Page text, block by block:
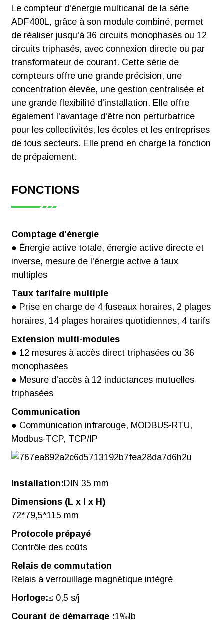
Module
d'affichage
ADF400L
Communication infrarouge；
Communication RS485 pour le module
(Mode de connexion RJ45) ;
Module de
mesure - 80 A à
connexion directe
Il peut réaliser une mesure triphasée
mesure monophasée triphasée 10 (80)
Mesure de l'énergie active (direction et
puissance réactive (direction et inverse)
mesure : U, I, P, Q, S, PF, F
Sortie d'impulsions : sortie d'impulsions
Contenu harmonique total, contenu
Déséquilibre triphasé : Déséquilibre de
Module de
connecté via CT
Il peut réaliser une mesure de type CT
Déséquilibre triphasé : Déséquilibre de
Le compteur d'énergie multicanal de la série
ADF400L, grâce à son module combiné, permet
de réaliser jusqu'à 36 circuits monophasés ou 12
circuits triphasés, avec connexion directe ou par
transformateur de courant. Cette série de
compteurs offre une grande précision, une
concentration élevée, une gestion centralisée et
une grande flexibilité d'installation. Elle offre
également l'avantage d'être non perturbatrice
pour les collectivités, les écoles et les entreprises
de tous secteurs. Elle prend en charge la fonction
de prépaiement.
FONCTIONS
Comptage d'énergie
● Énergie active totale, énergie active directe et
inverse, mesure de l'énergie active à taux
multiples
Taux tarifaire multiple
● Prise en charge de 4 fuseaux horaires, 2 plages
horaires, 14 plages horaires quotidiennes, 4 tarifs
Extension multi-modules
● 12 mesures à accès direct triphasées ou 36
monophasées
● Mesure d'accès à 12 inductances mutuelles
triphasées
Communication
● Communication infrarouge, MODBUS-RTU,
Modbus-TCP, TCP/IP
Installation:DIN 35 mm
Dimensions (L x l x H)
72*79,5*115 mm
Protocole prépayé
Contrôle des coûts
Relais de commutation
Relais à verrouillage magnétique intégré
Horloge:≤ 0,5 s/j
Courant de démarrage :1‰lb
d'énergie multi-
circuits
ADF400L
Télécharger
[Manuel]
Compteur
d'énergie sans
fil monophasé
Télécharger